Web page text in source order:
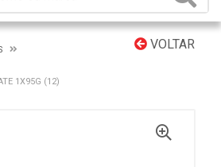
VOLTAR
1X95G (12)